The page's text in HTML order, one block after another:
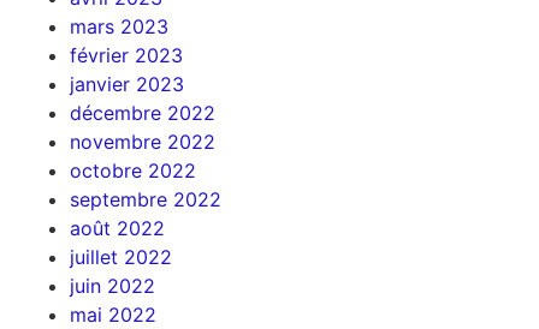
mars 2023
février 2023
janvier 2023
décembre 2022
novembre 2022
octobre 2022
septembre 2022
août 2022
juillet 2022
juin 2022
mai 2022